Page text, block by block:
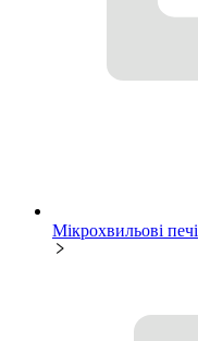
Мікрохвильові печі